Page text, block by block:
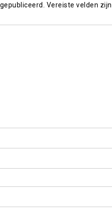
Vereiste velden